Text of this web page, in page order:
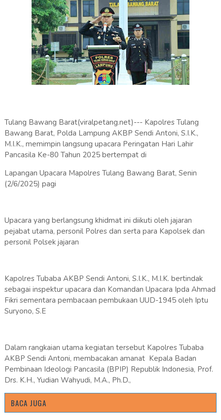
Tulang Bawang Barat(viralpetang.net)--- Kapolres Tulang
Bawang Barat, Polda Lampung AKBP Sendi Antoni, S.I.K.,
M.I.K., memimpin langsung upacara Peringatan Hari Lahir
Pancasila Ke-80 Tahun 2025 bertempat di
Lapangan Upacara Mapolres Tulang Bawang Barat, Senin
(2/6/2025) pagi
Upacara yang berlangsung khidmat ini diikuti oleh jajaran
pejabat utama, personil Polres dan serta para Kapolsek dan
personil Polsek jajaran
Kapolres Tubaba AKBP Sendi Antoni, S.I.K., M.I.K. bertindak
sebagai inspektur upacara dan Komandan Upacara Ipda Ahmad
Fikri sementara pembacaan pembukaan UUD-1945 oleh Iptu
Suryono, S.E
Dalam rangkaian utama kegiatan tersebut Kapolres Tubaba
AKBP Sendi Antoni, membacakan amanat Kepala Badan
Pembinaan Ideologi Pancasila (BPIP) Republik Indonesia, Prof.
Drs. K.H., Yudian Wahyudi, M.A., Ph.D.,
BACA JUGA